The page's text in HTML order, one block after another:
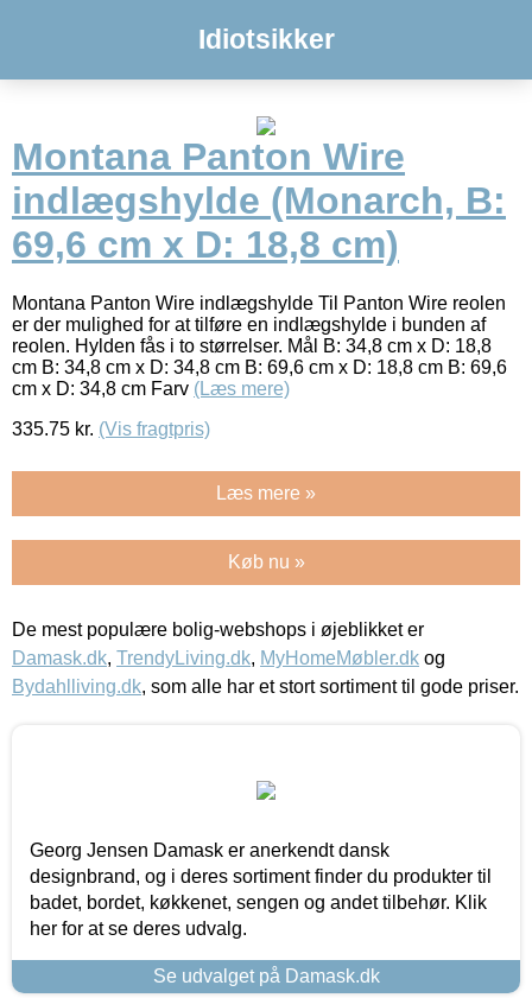
Idiotsikker
Montana Panton Wire
indlægshylde (Monarch, B:
69,6 cm x D: 18,8 cm)
Montana Panton Wire indlægshylde Til Panton Wire reolen
er der mulighed for at tilføre en indlægshylde i bunden af
reolen. Hylden fås i to størrelser. Mål B: 34,8 cm x D: 18,8
cm B: 34,8 cm x D: 34,8 cm B: 69,6 cm x D: 18,8 cm B: 69,6
cm x D: 34,8 cm Farv (Læs mere)
335.75 kr. (Vis fragtpris)
Læs mere »
Køb nu »
De mest populære bolig-webshops i øjeblikket er
Damask.dk, TrendyLiving.dk, MyHomeMøbler.dk og
Bydahlliving.dk, som alle har et stort sortiment til gode priser.
Georg Jensen Damask er anerkendt dansk
designbrand, og i deres sortiment finder du produkter til
badet, bordet, køkkenet, sengen og andet tilbehør. Klik
her for at se deres udvalg.
Se udvalget på Damask.dk